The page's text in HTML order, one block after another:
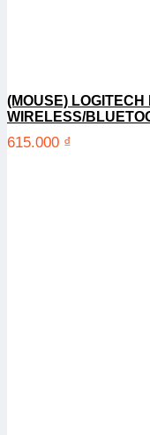
(MOUSE) LOGITECH
WIRELESS/
615.000 ₫